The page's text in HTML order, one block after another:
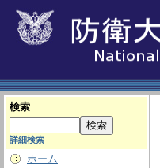
検索
詳細検索
ホーム